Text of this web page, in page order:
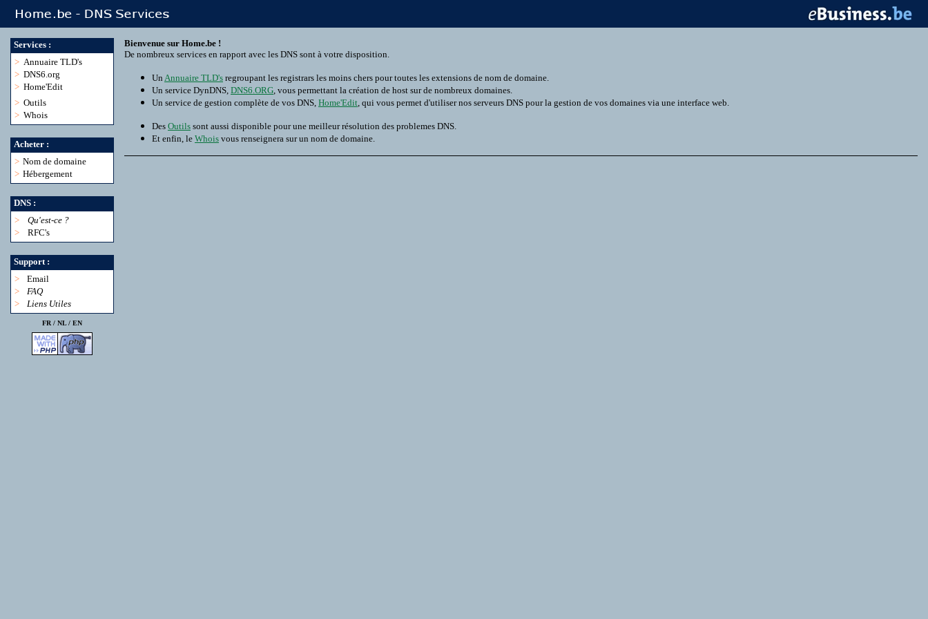
Services :
> Annuaire TLD's
> DNS6.org
> Home'Edit
> Outils
> Whois
Acheter :
> Nom de domaine
> Hébergement
DNS :
>
Qu'est-ce ?
>
RFC's
Support :
>
Email
>
FAQ
>
Liens Utiles
FR / NL/ EN
Bienvenue sur Home.be !
De nombreux services en rapport avec les DNS sont à votre disposition.
Un Annuaire TLD's regroupant les registrars les moins chers pour toutes les extensions de nom de domaine.
Un service DynDNS, DNS6.ORG, vous permettant la création de host sur de nombreux domaines.
Un service de gestion complète de vos DNS, Home'Edit, qui vous permet d'utiliser nos serveurs DNS pour la gestion de vos domaines via une interface web.
Des Outils sont aussi disponible pour une meilleur résolution des problemes DNS.
Et enfin, le Whois vous renseignera sur un nom de domaine.